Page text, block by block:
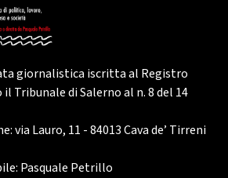
giornalistica iscritta al Registro
Tribunale di Salerno al n. 8 del 14
via Lauro, 11 - 84013 Cava de’ Tirreni
Pasquale Petrillo